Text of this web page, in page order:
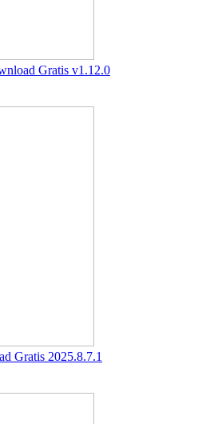
Gratis v1.12.0
Gratis 2025.8.7.1